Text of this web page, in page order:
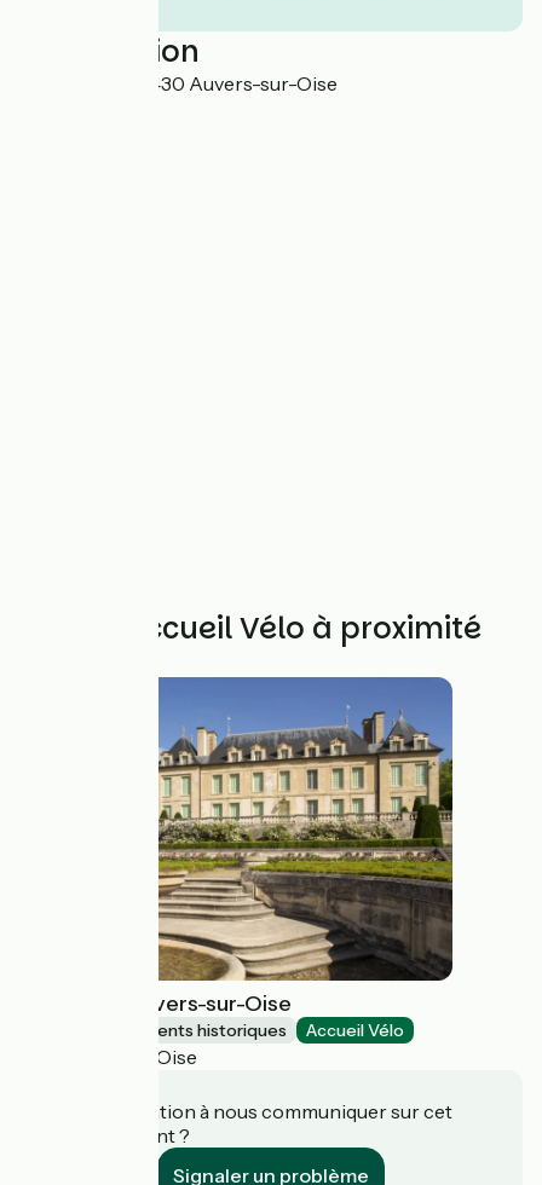
Localisation
Rue de Léry 95430 Auvers-sur-Oise
Autres Accueil Vélo à proximité
Château d'Auvers-sur-Oise
Sites et monuments historiques Accueil Vélo
Auvers-sur-Oise
Une information à nous communiquer sur cet
établissement ?
Signaler un problème